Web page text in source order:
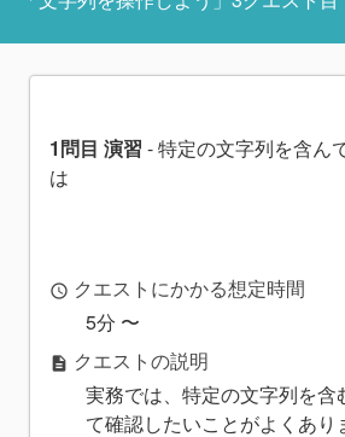
1問目 演習 - 特定の文字列を含ん
は
access_time クエストにかかる想定時間
5分 〜
description クエストの説明
実務では、特定の文字列を含
て確認したいことがよくあり